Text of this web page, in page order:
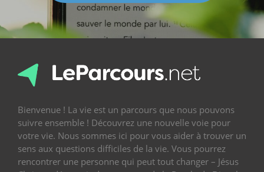
Bienvenue ! La vie est un parcours que nous pouvons
suivre ensemble ! Découvrez une nouvelle voie pour
votre vie. Nous sommes ici pour vous aider à trouver un
sens aux questions difficiles de la vie. Vous pourrez
rencontrer une personne qui peut tout changer – Jésus